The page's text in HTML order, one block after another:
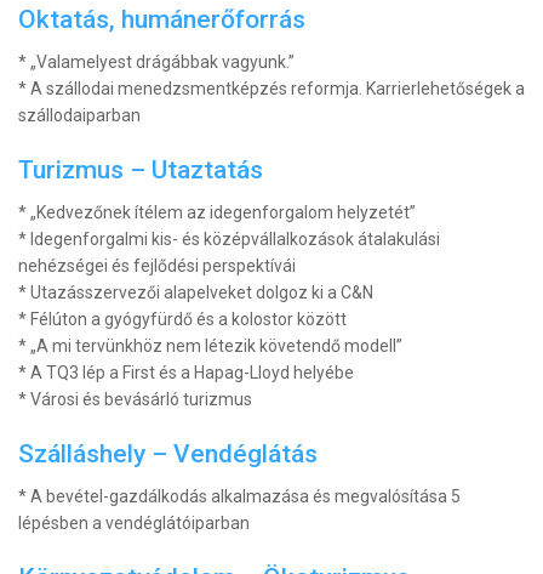
Oktatás, humánerőforrás
* „Valamelyest drágábbak vagyunk.”
* A szállodai menedzsmentképzés reformja. Karrierlehetőségek a
szállodaiparban
Turizmus – Utaztatás
* „Kedvezőnek ítélem az idegenforgalom helyzetét”
* Idegenforgalmi kis- és középvállalkozások átalakulási
nehézségei és fejlődési perspektívái
* Utazásszervezői alapelveket dolgoz ki a C&N
* Félúton a gyógyfürdő és a kolostor között
* „A mi tervünkhöz nem létezik követendő modell”
* A TQ3 lép a First és a Hapag-Lloyd helyébe
* Városi és bevásárló turizmus
Szálláshely – Vendéglátás
* A bevétel-gazdálkodás alkalmazása és megvalósítása 5
lépésben a vendéglátóiparban